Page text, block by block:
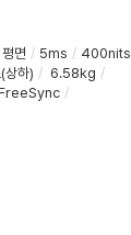
평면 / 5ms / 400nits
상하) / 6.58kg /
/